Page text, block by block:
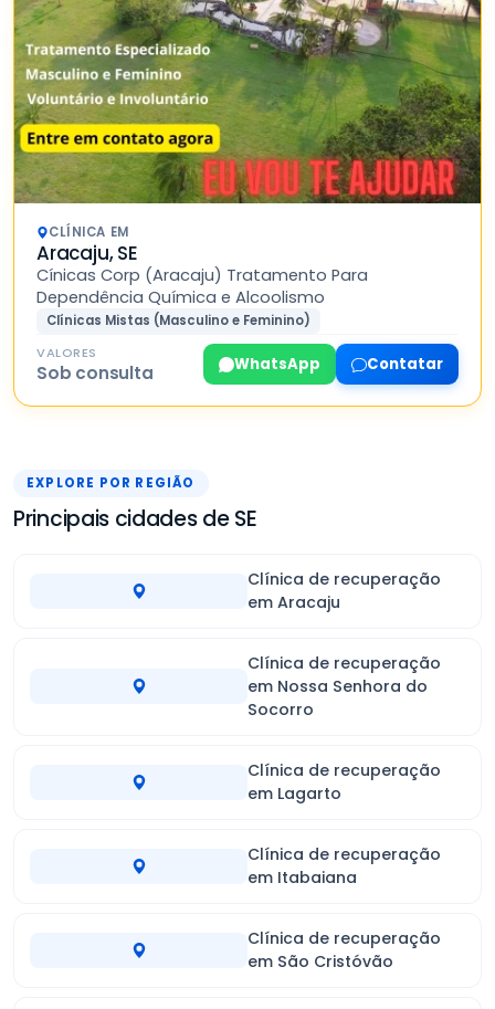
CLÍNICA EM
Aracaju, SE
Cínicas Corp (Aracaju) Tratamento Para
Dependência Química e Alcoolismo
Clínicas Mistas (Masculino e Feminino)
VALORES
Sob consulta WhatsApp Contatar
EXPLORE POR REGIÃO
Principais cidades de SE
Clínica de recuperação
em Aracaju
Clínica de recuperação
em Nossa Senhora do
Socorro
Clínica de recuperação
em Lagarto
Clínica de recuperação
em Itabaiana
Clínica de recuperação
em São Cristóvão